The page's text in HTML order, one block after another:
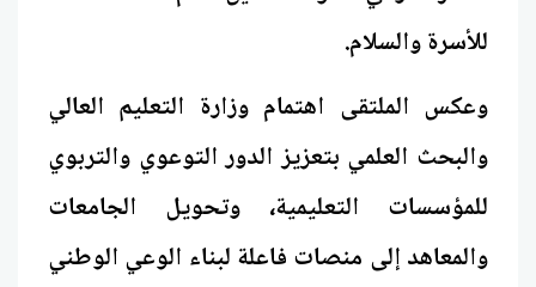
للأسرة والسلام.
وعكس الملتقى اهتمام وزارة التعليم العالي
والبحث العلمي بتعزيز الدور التوعوي والتربوي
للمؤسسات التعليمية، وتحويل الجامعات
والمعاهد إلى منصات فاعلة لبناء الوعي الوطني